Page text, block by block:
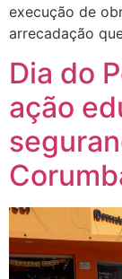
execução de
arrecadação
Dia do
ação